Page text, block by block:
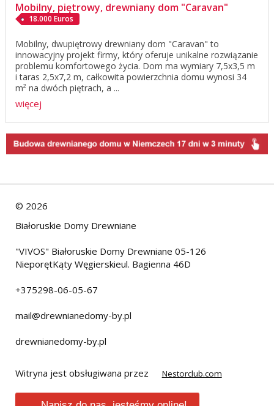
Mobilny, piętrowy, drewniany dom "Caravan"
18.000 Euros
Mobilny, dwupiętrowy drewniany dom "Caravan" to
innowacyjny projekt firmy, który oferuje unikalne rozwiązanie
problemu komfortowego życia. Dom ma wymiary 7,5x3,5 m
i taras 2,5x7,2 m, całkowita powierzchnia domu wynosi 34
m² na dwóch piętrach, a ...
więcej
© 2026
Białoruskie Domy Drewniane
"VIVOS" Białoruskie Domy Drewniane 05-126
NieporętKąty Węgierskieul. Bagienna 46D
+375298-06-05-67
mail@drewnianedomy-by.pl
drewnianedomy-by.pl
Witryna jest obsługiwana przez Nestorclub.com